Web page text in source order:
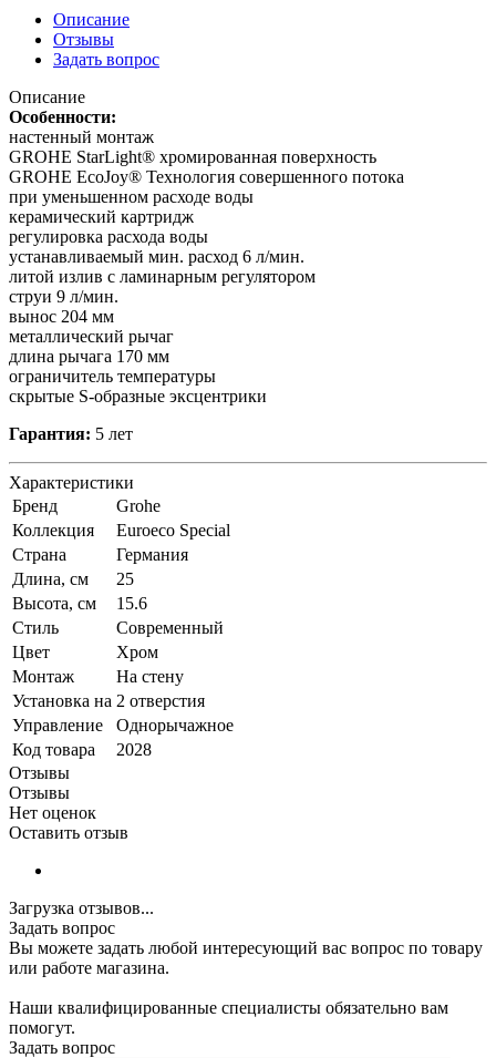
Описание
Отзывы
Задать вопрос
Описание
Особенности:
настенный монтаж
GROHE StarLight® хромированная поверхность
GROHE EcoJoy® Технология совершенного потока
при уменьшенном расходе воды
керамический картридж
регулировка расхода воды
устанавливаемый мин. расход 6 л/мин.
литой излив с ламинарным регулятором
струи 9 л/мин.
вынос 204 мм
металлический рычаг
длина рычага 170 мм
ограничитель температуры
скрытые S-образные эксцентрики
Гарантия: 5 лет
Характеристики
Бренд
Grohe
Коллекция
Euroeco Special
Страна
Германия
Длина, см
25
Высота, см
15.6
Стиль
Современный
Цвет
Хром
Монтаж
На стену
Установка на 2 отверстия
Управление
Однорычажное
Код товара
2028
Отзывы
Отзывы
Нет оценок
Оставить отзыв
Загрузка отзывов...
Задать вопрос
Вы можете задать любой интересующий вас вопрос по товару
или работе магазина.
Наши квалифицированные специалисты обязательно вам
помогут.
Задать вопрос